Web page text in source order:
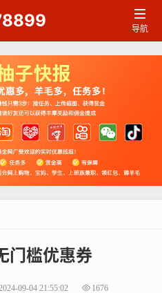

导航
门槛优惠券
09-04 21:55:02 1676